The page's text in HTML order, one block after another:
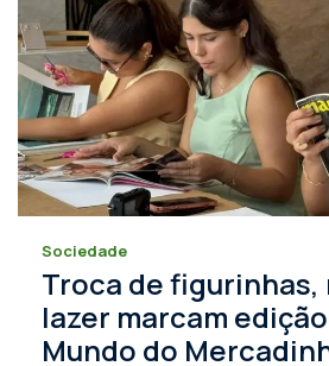
Sociedade
Troca de figurinhas,
lazer marcam
Mundo do